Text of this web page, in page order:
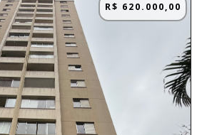
R$ 620.000,00